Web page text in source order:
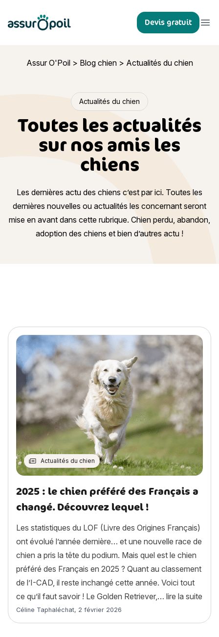
Assur O'Poil Devis gratuit
Assur O'Poil> Blog chien> Actualités du chien
Actualités du chien
Toutes les actualités
sur nos amis les
chiens
Les dernières actu des chiens c’est par ici. Toutes les
dernières nouvelles ou actualités les concernant seront
mise en avant dans cette rubrique. Chien perdu, abandon,
adoption des chiens et bien d’autres actu !
Actualités du chien
2025 : le chien préféré des Français a
changé. Découvrez lequel !
Les statistiques du LOF (Livre des Origines Français)
ont évolué l’année dernière… et une nouvelle race de
chien a pris la tête du podium. Mais quel est le chien
préféré des Français en 2025 ? Quant au classement
de l’I-CAD, il reste inchangé cette année. Voici tout
ce qu’il faut savoir ! Le Golden Retriever,… lire la suite
Article rédigé par
Céline Taphaléchat, 2 février 2026